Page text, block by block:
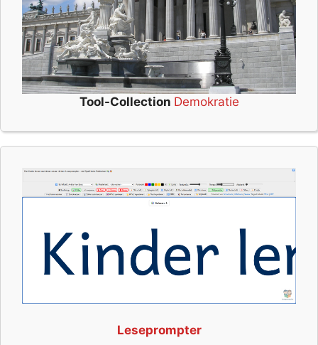
Tool-Collection Demokratie
Leseprompter